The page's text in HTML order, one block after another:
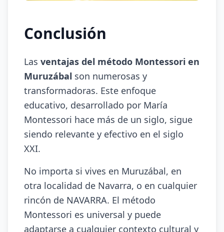
Conclusión
Las ventajas del método Montessori en
Muruzábal son numerosas y
transformadoras. Este enfoque
educativo, desarrollado por María
Montessori hace más de un siglo, sigue
siendo relevante y efectivo en el siglo
XXI.
No importa si vives en Muruzábal, en
otra localidad de Navarra, o en cualquier
rincón de NAVARRA. El método
Montessori es universal y puede
adaptarse a cualquier contexto cultural y